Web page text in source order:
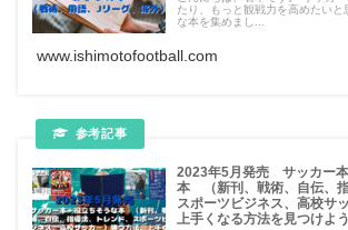
たり、もっと観戦力を高めたい
な本を集めまし...
www.ishimotofootball.com
2023年5月発売 サッカー
本 （新刊、戦術、自伝、指
スポーツビジネス、高校サ
上手くなる方法を見つけよう